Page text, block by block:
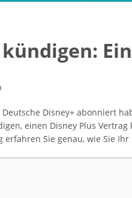
kündigen:
Disney+ abonniert
einen Disney Plus
Sie genau, wie Sie